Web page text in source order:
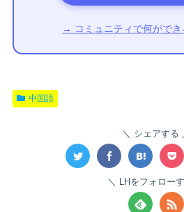
→ コミュニティで何ができ
中国語
シェアする
LHをフォロー